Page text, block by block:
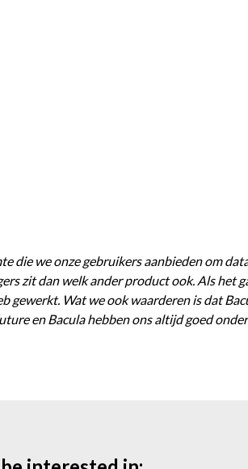
die we onze gebruikers aanbieden om
zit dan welk ander product ook. Als het
Wat we ook waarderen is dat
en Bacula hebben ons altijd goed